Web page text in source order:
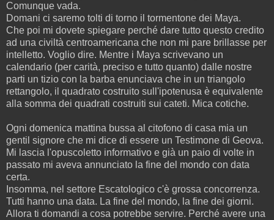
Comunque vada.
Domani ci saremo tolti di torno il tormentone dei Maya.
Che poi mi dovete spiegare perché dare tutto questo credito
ad una civiltà centroamericana che non mi pare brillasse per
intelletto. Voglio dire. Mentre i Maya scrivevano un
calendario (per carità, preciso e tutto quanto) dalle nostre
parti un tizio con la barba enunciava che in un triangolo
rettangolo, il quadrato costruito sull'ipotenusa è equivalente
alla somma dei quadrati costruiti sui cateti. Mica cotiche.
Ogni domenica mattina bussa al citofono di casa mia un
gentil signore che mi dice di essere un Testimone di Geova.
Mi lascia l'opuscoletto informativo e già un paio di volte in
passato mi aveva annunciato la fine del mondo con data
certa.
Insomma, nel settore Escatologico c'è grossa concorrenza.
Tutti hanno una data. La fine del mondo, la fine dei giorni.
Allora ti domandi a cosa potrebbe servire. Perché avere una